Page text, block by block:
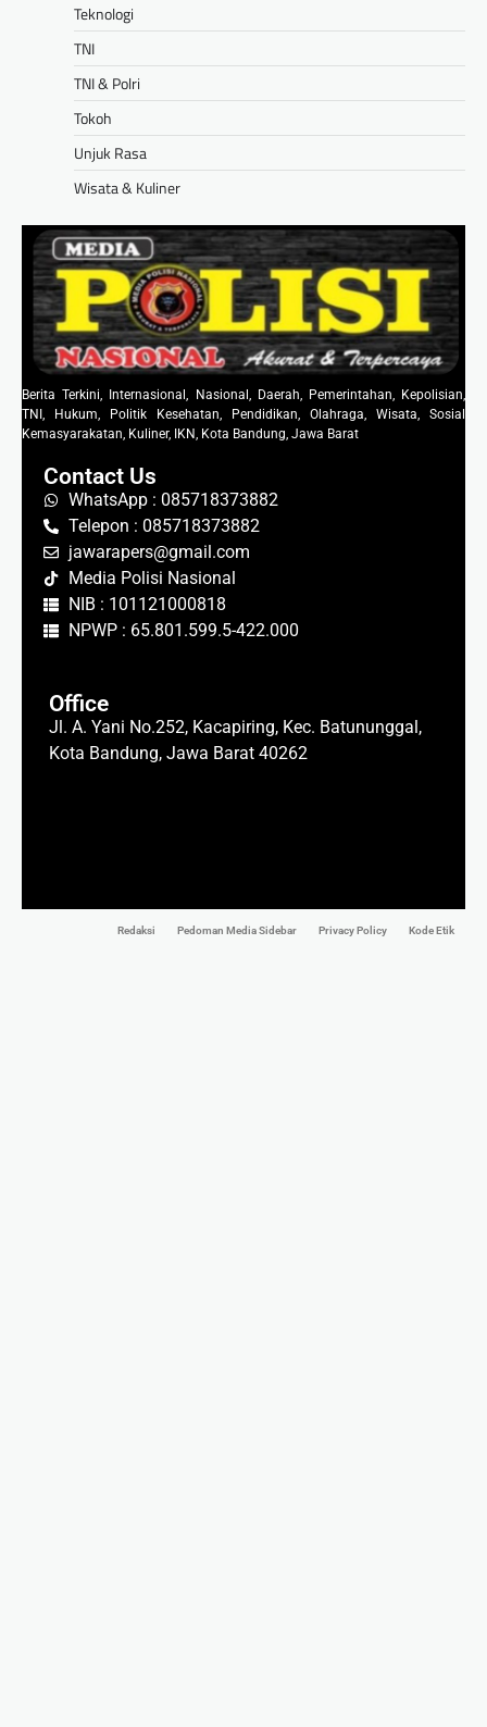
Teknologi
TNI
TNI & Polri
Tokoh
Unjuk Rasa
Wisata & Kuliner
Berita Terkini, Internasional, Nasional, Daerah, Pemerintahan, Kepolisian,
TNI, Hukum, Politik Kesehatan, Pendidikan, Olahraga, Wisata, Sosial
Kemasyarakatan, Kuliner, IKN, Kota Bandung, Jawa Barat
Contact Us
WhatsApp : 085718373882
Telepon : 085718373882
jawarapers@gmail.com
Media Polisi Nasional
NIB : 101121000818
NPWP : 65.801.599.5-422.000
Office
Jl. A. Yani No.252, Kacapiring, Kec. Batununggal,
Kota Bandung, Jawa Barat 40262
Redaksi Pedoman Media Sidebar Privacy Policy Kode Etik